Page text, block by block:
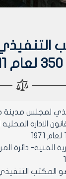
350 لعام 2011
لمجلس
الاداره المحليه
المكتب